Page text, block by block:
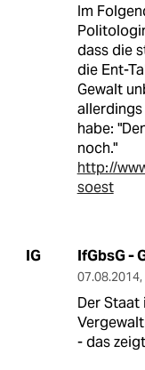
Im
dass die
die Ent-
Gewalt
habe:
noch."
http://
soest
IG IfGbsG -
07.08.2014,
Der
- das